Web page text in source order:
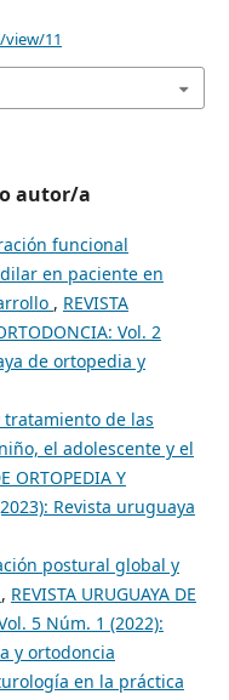
11
autor/a
funcional
en paciente en
, REVISTA
Vol. 2
de ortopedia y
tratamiento de las
el adolescente y el
ORTOPEDIA Y
Revista uruguaya
postural global y
, REVISTA URUGUAYA DE
5 Núm. 1 (2022):
y ortodoncia
en la práctica